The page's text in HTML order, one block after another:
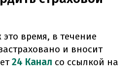
время, в течение
и вносит
24 Канал со ссылкой на